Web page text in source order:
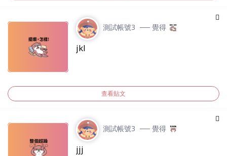
測試帳號3 ── 覺得
jkl
查看貼文
測試帳號3 ── 覺得
jjj